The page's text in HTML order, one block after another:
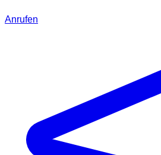
Anrufen